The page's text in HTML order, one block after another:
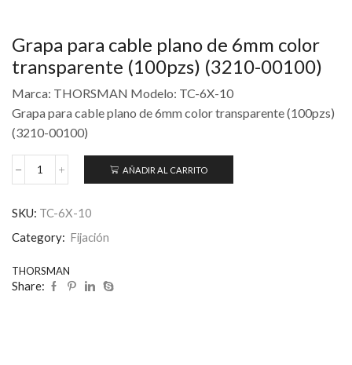
Grapa para cable plano de 6mm color
transparente (100pzs) (3210-00100)
Marca: THORSMAN Modelo: TC-6X-10
Grapa para cable plano de 6mm color transparente (100pzs)
(3210-00100)
AÑADIR AL CARRITO
SKU: TC-6X-10
Category: Fijación
THORSMAN
Share: